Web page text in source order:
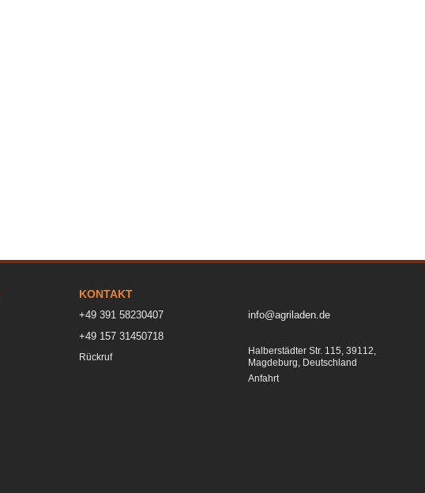
KONTAKT
+49 391 58230407
+49 157 31450718
Rückruf
info@agriladen.de
Halberstädter Str. 115, 39112,
Magdeburg, Deutschland
Anfahrt